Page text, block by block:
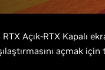
Açık-RTX Kapalı
açmak için